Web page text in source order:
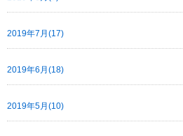
2019年7月(17)
2019年6月(18)
2019年5月(10)